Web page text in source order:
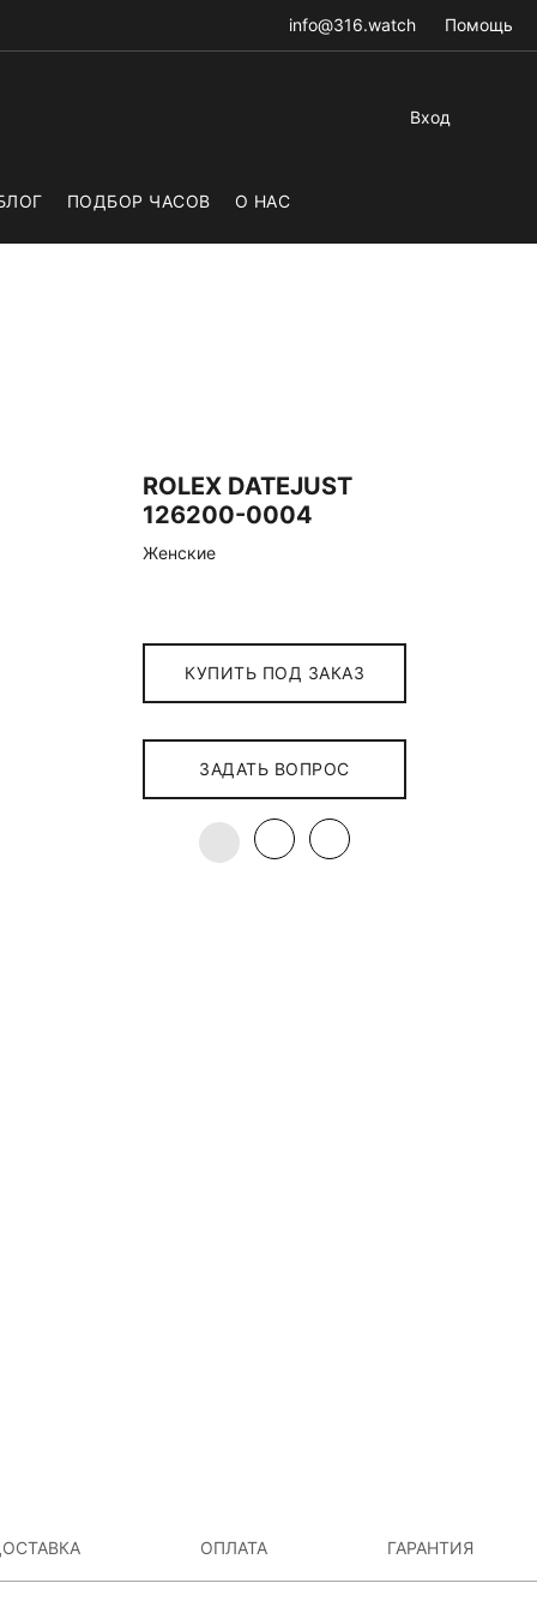
info@316.watch Помощь
Вход
ПОДБОР ЧАСОВ О НАС
ROLEX DATEJUST
126200-0004
Женские
КУПИТЬ ПОД ЗАКАЗ
ЗАДАТЬ ВОПРОС
ОПЛАТА ГАРАНТИЯ